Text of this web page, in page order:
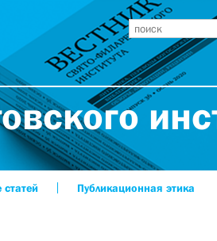
Публикационная этика